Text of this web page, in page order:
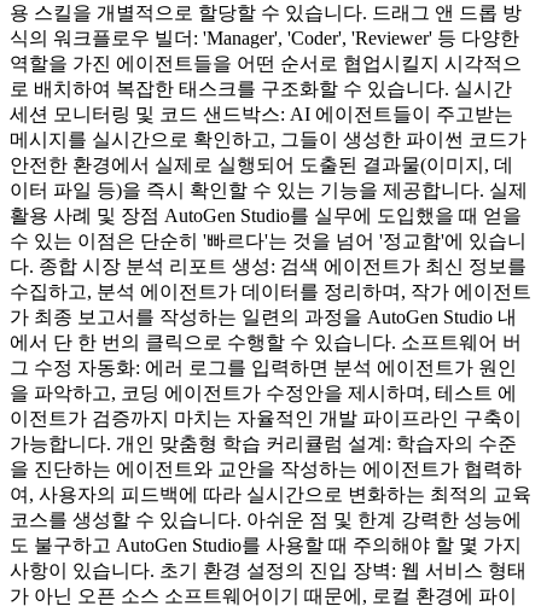
용 스킬을 개별적으로 할당할 수 있습니다. 드래그 앤 드롭 방
식의 워크플로우 빌더: 'Manager', 'Coder', 'Reviewer' 등 다양한
역할을 가진 에이전트들을 어떤 순서로 협업시킬지 시각적으
로 배치하여 복잡한 태스크를 구조화할 수 있습니다. 실시간
세션 모니터링 및 코드 샌드박스: AI 에이전트들이 주고받는
메시지를 실시간으로 확인하고, 그들이 생성한 파이썬 코드가
안전한 환경에서 실제로 실행되어 도출된 결과물(이미지, 데
이터 파일 등)을 즉시 확인할 수 있는 기능을 제공합니다. 실제
활용 사례 및 장점 AutoGen Studio를 실무에 도입했을 때 얻을
수 있는 이점은 단순히 '빠르다'는 것을 넘어 '정교함'에 있습니
다. 종합 시장 분석 리포트 생성: 검색 에이전트가 최신 정보를
수집하고, 분석 에이전트가 데이터를 정리하며, 작가 에이전트
가 최종 보고서를 작성하는 일련의 과정을 AutoGen Studio 내
에서 단 한 번의 클릭으로 수행할 수 있습니다. 소프트웨어 버
그 수정 자동화: 에러 로그를 입력하면 분석 에이전트가 원인
을 파악하고, 코딩 에이전트가 수정안을 제시하며, 테스트 에
이전트가 검증까지 마치는 자율적인 개발 파이프라인 구축이
가능합니다. 개인 맞춤형 학습 커리큘럼 설계: 학습자의 수준
을 진단하는 에이전트와 교안을 작성하는 에이전트가 협력하
여, 사용자의 피드백에 따라 실시간으로 변화하는 최적의 교육
코스를 생성할 수 있습니다. 아쉬운 점 및 한계 강력한 성능에
도 불구하고 AutoGen Studio를 사용할 때 주의해야 할 몇 가지
사항이 있습니다. 초기 환경 설정의 진입 장벽: 웹 서비스 형태
가 아닌 오픈 소스 소프트웨어이기 때문에, 로컬 환경에 파이